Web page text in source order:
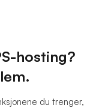
hosting?
du trenger,